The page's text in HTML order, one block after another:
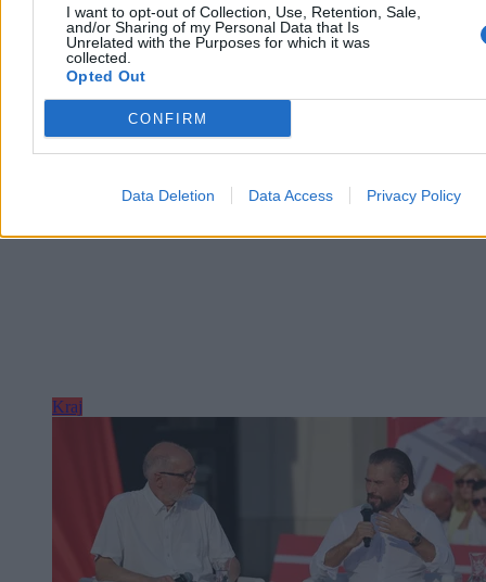
I want to opt-out of Collection, Use, Retention, Sale,
and/or Sharing of my Personal Data that Is
Unrelated with the Purposes for which it was
collected.
Opted Out
CONFIRM
Data Deletion Data Access Privacy Policy
Paweł Żurek
Wczoraj 18:56
Reklama
Kraj